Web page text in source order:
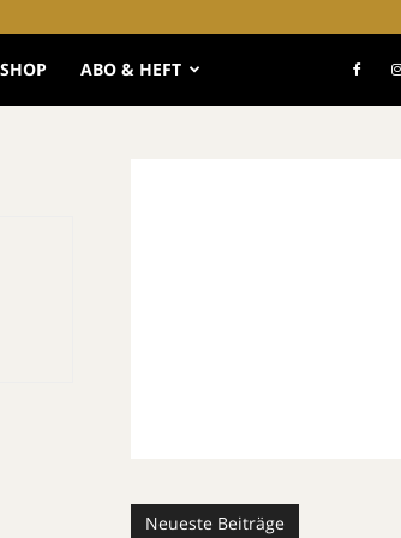
SHOP ABO & HEFT
Neueste Beiträge